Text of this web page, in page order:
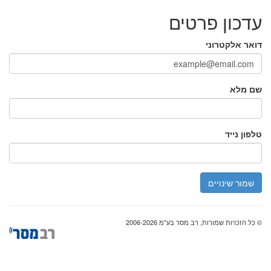
עדכון פרטים
דואר אלקטרוני
שם מלא
טלפון נייד
שמור שינויים
© כל הזכויות שמורות, רב מסר בע"מ 2006-2026